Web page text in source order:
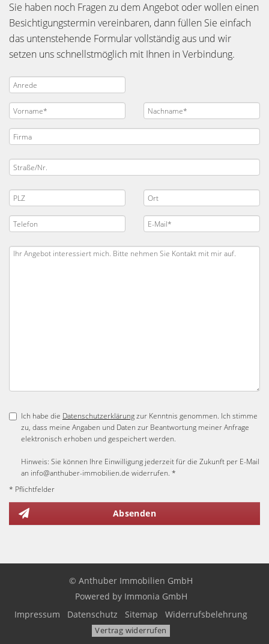
Sie haben noch Fragen zu dem Angebot oder wollen einen
Besichtigungstermin vereinbaren, dann füllen Sie einfach
das untenstehende Formular vollständig aus und wir
setzen uns schnellstmöglich mit Ihnen in Verbindung.
Ich habe die Datenschutzerklärungzur Kenntnis genommen. Ich stimme
zu, dass meine Angaben und Daten zur Beantwortung meiner Anfrage
elektronisch erhoben und gespeichert werden.
Hinweis: Sie können Ihre Einwilligung jederzeit für die Zukunft per E-Mail
an info@anthuber-immobilien.de widerrufen. *
* Pflichtfelder
Absenden
© Anthuber Immobilien GmbH
Powered by Immonia GmbH
Impressum
Datenschutz Sitemap Widerrufsbelehrung
Vertrag widerrufen